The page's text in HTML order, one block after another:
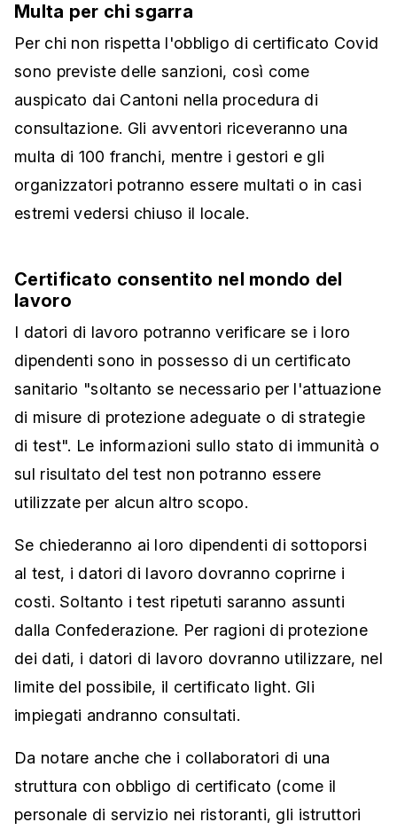
Multa per chi sgarra
Per chi non rispetta l'obbligo di certificato Covid
sono previste delle sanzioni, così come
auspicato dai Cantoni nella procedura di
consultazione. Gli avventori riceveranno una
multa di 100 franchi, mentre i gestori e gli
organizzatori potranno essere multati o in casi
estremi vedersi chiuso il locale.
Certificato consentito nel mondo del
lavoro
I datori di lavoro potranno verificare se i loro
dipendenti sono in possesso di un certificato
sanitario "soltanto se necessario per l'attuazione
di misure di protezione adeguate o di strategie
di test". Le informazioni sullo stato di immunità o
sul risultato del test non potranno essere
utilizzate per alcun altro scopo.
Se chiederanno ai loro dipendenti di sottoporsi
al test, i datori di lavoro dovranno coprirne i
costi. Soltanto i test ripetuti saranno assunti
dalla Confederazione. Per ragioni di protezione
dei dati, i datori di lavoro dovranno utilizzare, nel
limite del possibile, il certificato light. Gli
impiegati andranno consultati.
Da notare anche che i collaboratori di una
struttura con obbligo di certificato (come il
personale di servizio nei ristoranti, gli istruttori